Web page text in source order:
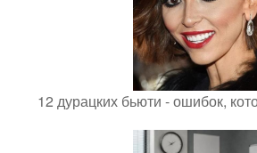
12 дурацких бьюти - ошибок,